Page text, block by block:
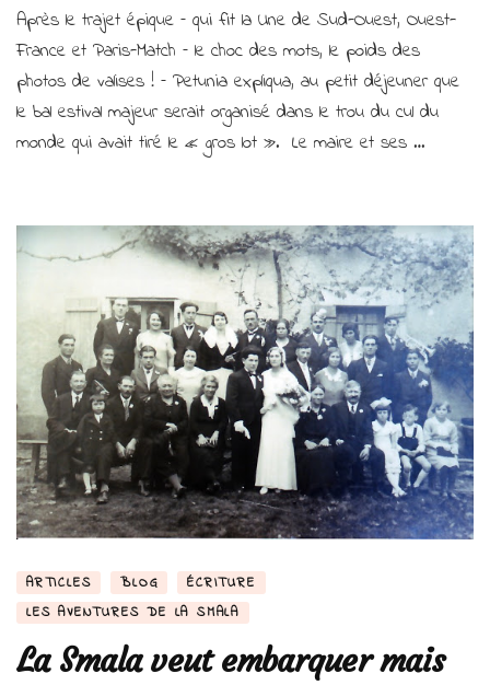
bal
de
cambrousse
Après le trajet épique – qui fit la Une de Sud-Ouest, Ouest-
France et Paris-Match – le choc des mots, le poids des
photos de valises ! – Petunia expliqua, au petit déjeuner que
le bal estival majeur serait organisé dans le trou du cul du
monde qui avait tiré le « gros lot ». Le maire et ses …
ARTICLES BLOG
ÉCRITURE
LES AVENTURES DE LA SMALA
La Smala veut embarquer mais